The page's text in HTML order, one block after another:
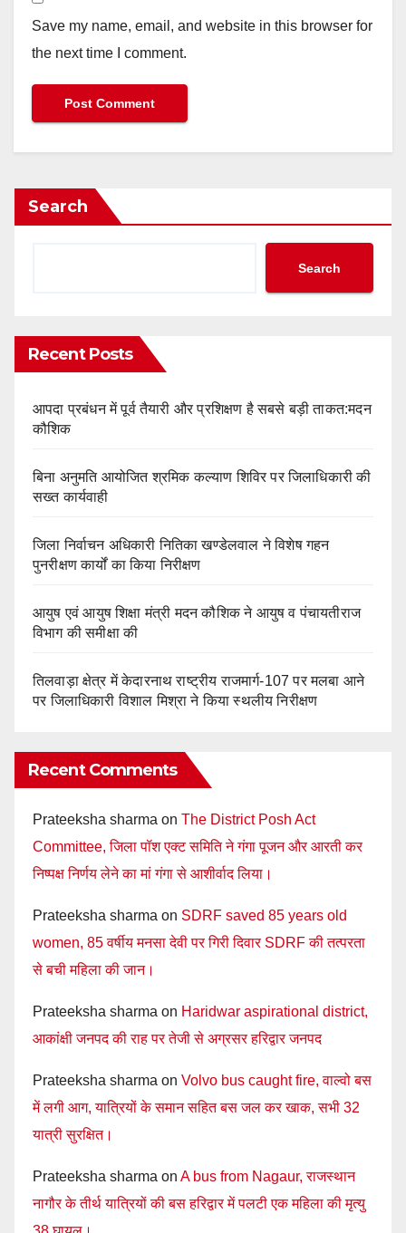
Save my name, email, and website in this browser for
the next time I comment.
Search
Search
Recent Posts
आपदा प्रबंधन में पूर्व तैयारी और प्रशिक्षण है सबसे बड़ी ताकत:मदन
कौशिक
बिना अनुमति आयोजित श्रमिक कल्याण शिविर पर जिलाधिकारी की
सख्त कार्यवाही
‎जिला निर्वाचन अधिकारी नितिका खण्डेलवाल ने विशेष गहन
पुनरीक्षण कार्यों का किया निरीक्षण
आयुष एवं आयुष शिक्षा मंत्री मदन कौशिक ने आयुष व पंचायतीराज
विभाग की समीक्षा की
तिलवाड़ा क्षेत्र में केदारनाथ राष्ट्रीय राजमार्ग-107 पर मलबा आने
पर जिलाधिकारी विशाल मिश्रा ने किया स्थलीय निरीक्षण
Recent Comments
Prateeksha sharma on The District Posh Act
Committee, जिला पॉश एक्ट समिति ने गंगा पूजन और आरती कर
निष्पक्ष निर्णय लेने का मां गंगा से आशीर्वाद लिया।
Prateeksha sharma on SDRF saved 85 years old
women, 85 वर्षीय मनसा देवी पर गिरी दिवार SDRF की तत्परता
से बची महिला की जान।
Prateeksha sharma on Haridwar aspirational district,
आकांक्षी जनपद की राह पर तेजी से अग्रसर हरिद्वार जनपद
Prateeksha sharma on Volvo bus caught fire, वाल्वो बस
में लगी आग, यात्रियों के समान सहित बस जल कर खाक, सभी 32
यात्री सुरक्षित।
Prateeksha sharma on A bus from Nagaur, राजस्थान
नागौर के तीर्थ यात्रियों की बस हरिद्वार में पलटी एक महिला की मृत्यु